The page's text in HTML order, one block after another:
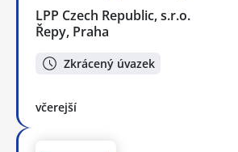
LPP Czech Republic, s.r.o.
Řepy, Praha
Zkrácený úvazek
včerejší